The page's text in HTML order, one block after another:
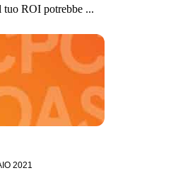
tuo ROI potrebbe ...
2021